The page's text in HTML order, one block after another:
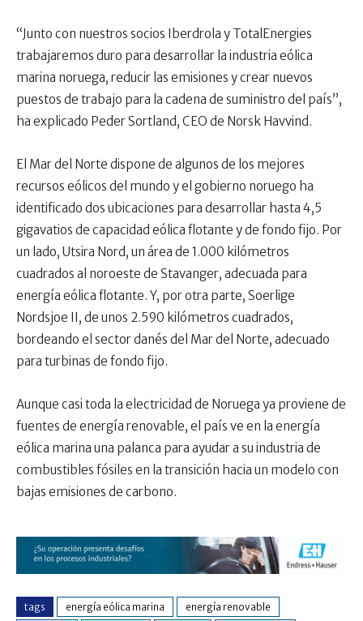
“Junto con nuestros socios Iberdrola y TotalEnergies
trabajaremos duro para desarrollar la industria eólica
marina noruega, reducir las emisiones y crear nuevos
puestos de trabajo para la cadena de suministro del país”,
ha explicado Peder Sortland, CEO de Norsk Havvind.
El Mar del Norte dispone de algunos de los mejores
recursos eólicos del mundo y el gobierno noruego ha
identificado dos ubicaciones para desarrollar hasta 4,5
gigavatios de capacidad eólica flotante y de fondo fijo. Por
un lado, Utsira Nord, un área de 1.000 kilómetros
cuadrados al noroeste de Stavanger, adecuada para
energía eólica flotante. Y, por otra parte, Soerlige
Nordsjoe II, de unos 2.590 kilómetros cuadrados,
bordeando el sector danés del Mar del Norte, adecuado
para turbinas de fondo fijo.
Aunque casi toda la electricidad de Noruega ya proviene de
fuentes de energía renovable, el país ve en la energía
eólica marina una palanca para ayudar a su industria de
combustibles fósiles en la transición hacia un modelo con
bajas emisiones de carbono.
tags energía eólica marina energía renovable